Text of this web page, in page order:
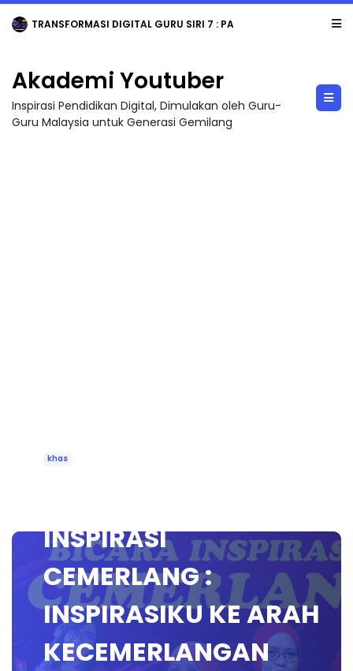
TRANSFORMASI DIGITAL GURU SIRI 7 : PAHLAWAN DIGITAL PENYELAMAT DUNIA
Akademi Youtuber
Inspirasi Pendidikan Digital, Dimulakan oleh Guru-
Guru Malaysia untuk Generasi Gemilang
khas
INSPIRASI
CEMERLANG :
INSPIRASIKU KE ARAH
KECEMERLANGAN